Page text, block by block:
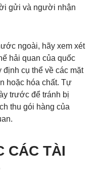
gửi và người nhận
ngoài, hãy xem xét
hải quan của quốc
định cụ thể về các mặt
hoặc hóa chất. Tự
trước để tránh bị
thu gói hàng của
CÁC TÀI